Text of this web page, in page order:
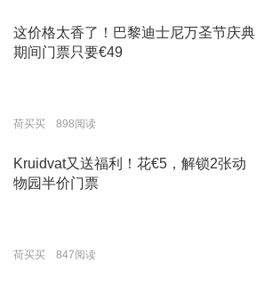
这价格太香了！巴黎迪士尼万圣节庆典
期间门票只要€49
荷买买 898阅读
Kruidvat又送福利！花€5，解锁2张动
物园半价门票
荷买买 847阅读